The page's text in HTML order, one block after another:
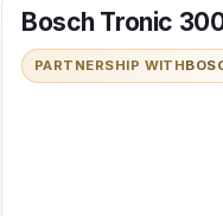
Bosch Tronic
PARTNERSHIP WITH